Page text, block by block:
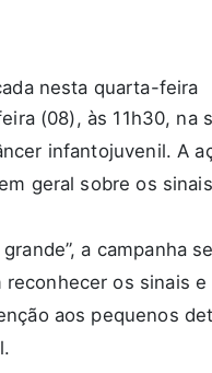
(08), às 11h30, na
infantojuvenil. A
geral sobre os
a campanha
os sinais
aos pequenos